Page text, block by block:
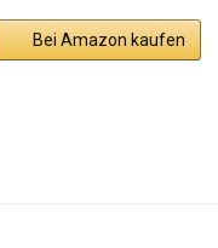
Bei Amazon kaufen